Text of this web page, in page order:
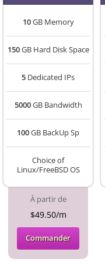
10GB Memory
150GB Hard Disk Space
5 Dedicated IPs
5000GB Bandwidth
100GB BackUp Sp
Choice of
Linux/FreeBSD OS
À partir de
$49.50/m
Commander